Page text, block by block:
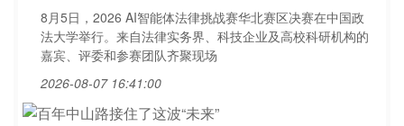
8月5日，2026 AI智能体法律挑战赛华北赛区决赛在中国政
法大学举行。来自法律实务界、科技企业及高校科研机构的
嘉宾、评委和参赛团队齐聚现场
2026-08-07 16:41:00